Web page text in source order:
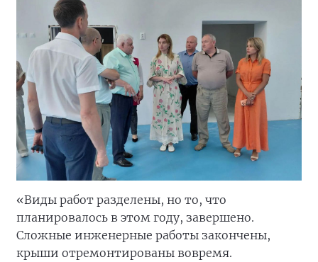
«Виды работ разделены, но то, что
планировалось в этом году, завершено.
Сложные инженерные работы закончены,
крыши отремонтированы вовремя.